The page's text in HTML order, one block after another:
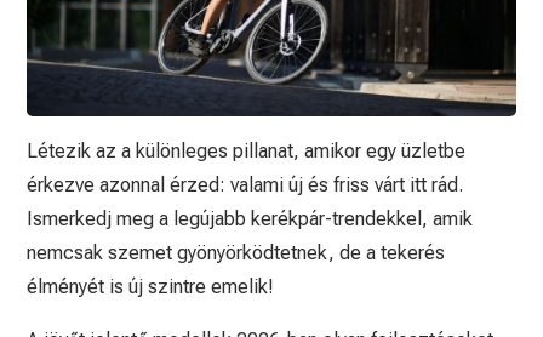
Létezik az a különleges pillanat, amikor egy üzletbe
érkezve azonnal érzed: valami új és friss várt itt rád.
Ismerkedj meg a legújabb kerékpár-trendekkel, amik
nemcsak szemet gyönyörködtetnek, de a tekerés
élményét is új szintre emelik!